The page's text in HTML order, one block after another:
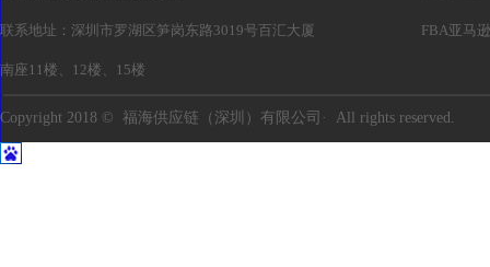
Copyright 2018 © 福海供应链（深圳）有限公司· All rights reserved.
联系地址：深圳市罗湖区笋岗东路3019号百汇大厦
南座11楼、12楼、15楼
FBA亚马逊